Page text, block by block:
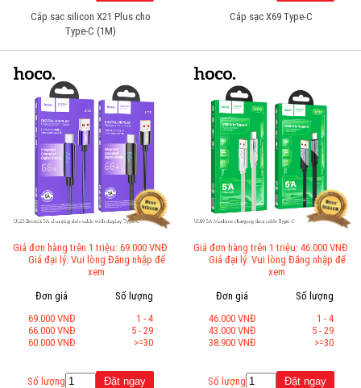
Cáp sạc silicon X21 Plus cho
Type-C (1M)
Cáp sạc X69 Type-C
Giá đơn hàng trên 1 triệu: 69.000 VNĐ
Giá đại lý: Vui lòng Đăng nhập để
xem
Đơn giá
69.000 VNĐ
66.000 VNĐ
60.000 VNĐ
Số lượng
1 - 4
5 - 29
>=30
Số lượng
Giá đơn hàng trên 1 triệu: 46.000 VNĐ
Giá đại lý: Vui lòng Đăng nhập để
xem
Đơn giá
46.000 VNĐ
43.000 VNĐ
38.900 VNĐ
Số lượng
1 - 4
5 - 29
>=30
Số lượng